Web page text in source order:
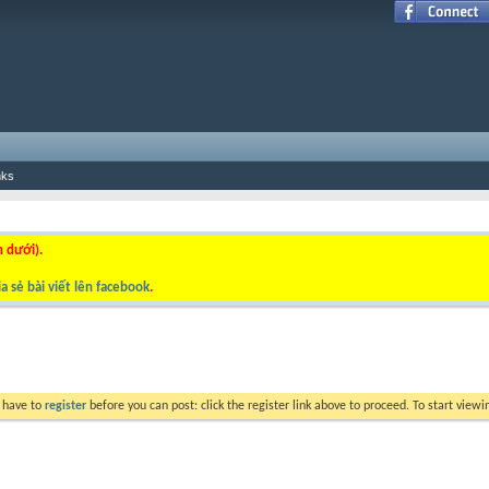
dưới).
sẻ bài viết lên facebook.
to register before you can post: click the register link above to proceed. To start